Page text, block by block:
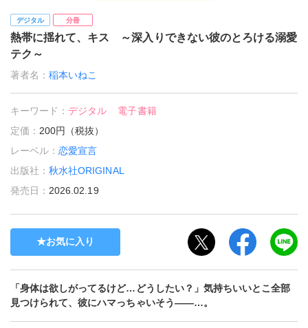
デジタル 分冊
熱帯に揺れて、キス ～深入りできない彼のとろける溺愛
テク～
著者名：稲本いねこ
キーワード：デジタル
電子書籍
定価： 200円（税抜）
レーベル：恋愛宣言
出版社：秋水社ORIGINAL
発売日： 2026.02.19
お気に入り
「身体は欲しがってるけど…どうしたい？」気持ちいいとこ全部
見つけられて、彼にハマっちゃいそう――…。